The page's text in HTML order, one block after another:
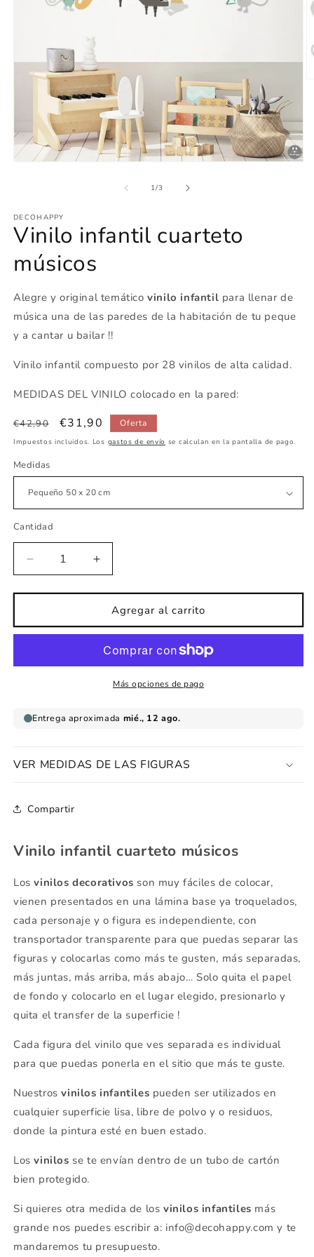
una
ventana
modal
1/de
3
DECOHAPPY
Vinilo infantil cuarteto
músicos
Alegre y original temático vinilo infantil para llenar de
música una de las paredes de la habitación de tu peque
y a cantar u bailar !!
Vinilo infantil compuesto por 28 vinilos de alta calidad.
MEDIDAS DEL VINILO colocado en la pared:
Precio
habitual
€42,90
Precio
de
€31,90 Oferta
Impuestos incluidos. Los gastos de envío se calculan en la pantalla de pago.
Medidas
Cantidad
Reducir
cantidad
para
infantil
cuarteto
Aumentar
cantidad
para
Vinilo
infantil
cuarteto
músicos
Agregar al carrito
Más opciones de pago
VER MEDIDAS DE LAS FIGURAS
Compartir
Vinilo infantil cuarteto músicos
Losvinilos decorativos son muy fáciles de colocar,
vienen presentados en una lámina base ya troquelados,
cada personaje y o figura es independiente, con
transportador transparente para que puedas separar las
figuras y colocarlas como más te gusten, más separadas,
más juntas, más arriba, más abajo… Solo quita el papel
de fondo y colocarlo en el lugar elegido, presionarlo y
quita el transfer de la superficie !
Cada figura del vinilo que ves separada es individual
para que puedas ponerla en el sitio que más te guste.
Nuestrosvinilos infantiles pueden ser utilizados en
cualquier superficie lisa, libre de polvo y o residuos,
donde la pintura esté en buen estado.
Losvinilos se te envían dentro de un tubo de cartón
bien protegido.
Si quieres otra medida de los vinilos infantiles más
grande nos puedes escribir a: info@decohappy.com y te
mandaremos tu presupuesto.